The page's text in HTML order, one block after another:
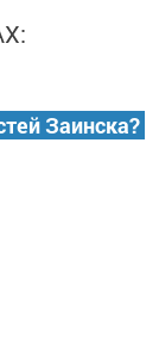
Заинска?